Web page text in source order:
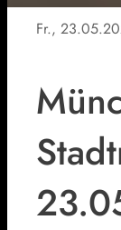
Fr.,